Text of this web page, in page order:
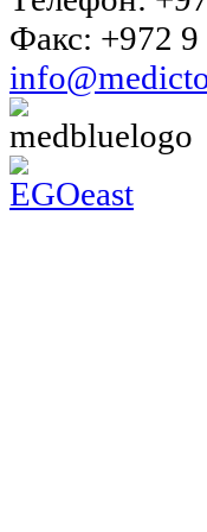
Хирургия
Лечение бесплодия
Факс: +972